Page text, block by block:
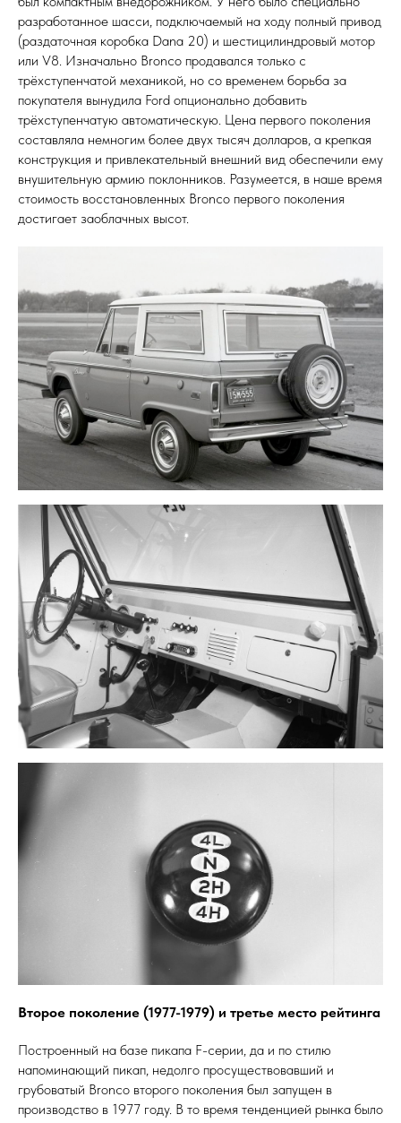
разработанное шасси, подключаемый на ходу полный привод
(раздаточная коробка Dana 20) и шестицилиндровый мотор
или V8. Изначально Bronco продавался только с
трёхступенчатой механикой, но со временем борьба за
покупателя вынудила Ford опционально добавить
трёхступенчатую автоматическую. Цена первого поколения
составляла немногим более двух тысяч долларов, а крепкая
конструкция и привлекательный внешний вид обеспечили ему
внушительную армию поклонников. Разумеется, в наше время
стоимость восстановленных Bronco первого поколения
достигает заоблачных высот.
Второе поколение (1977-1979) и третье место рейтинга
Построенный на базе пикапа F-серии, да и по стилю
напоминающий пикап, недолго просуществовавший и
грубоватый Bronco второго поколения был запущен в
производство в 1977 году. В то время тенденцией рынка было